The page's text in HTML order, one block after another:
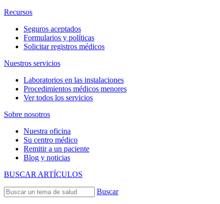
Recursos
Seguros aceptados
Formularios y políticas
Solicitar registros médicos
Nuestros servicios
Laboratorios en las instalaciones
Procedimientos médicos menores
Ver todos los servicios
Sobre nosotros
Nuestra oficina
Su centro médico
Remitir a un paciente
Blog y noticias
BUSCAR ARTÍCULOS
Buscar